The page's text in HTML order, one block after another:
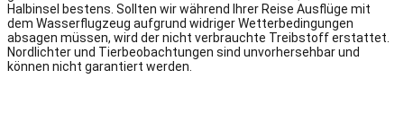
Halbinsel bestens. Sollten wir während Ihrer Reise Ausflüge mit
dem Wasserflugzeug aufgrund widriger Wetterbedingungen
absagen müssen, wird der nicht verbrauchte Treibstoff erstattet.
Nordlichter und Tierbeobachtungen sind unvorhersehbar und
können nicht garantiert werden.